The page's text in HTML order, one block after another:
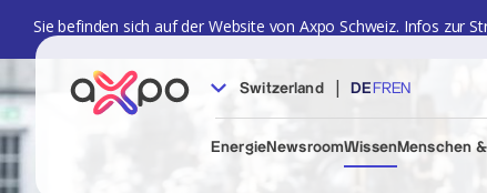
Sie befinden sich auf der Website von Axpo Schweiz. Infos zur
Switzerland | DE FREN
EnergieNewsroomWissen Menschen